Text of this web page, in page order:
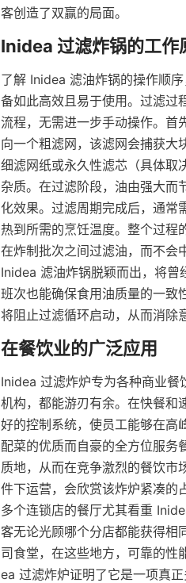
客创造了双赢的局面。
了解 Inidea 滤油炸锅的操作顺
备如此高效且易于使用。过滤过
流程，无需进一步手动操作。首
向一个粗滤网，该滤网会捕获大
细滤网纸或永久性滤芯（具体取
杂质。在过滤阶段，油由强大而
化效果。过滤周期完成后，通常
热到所需的烹饪温度。整个过程
在炸制批次之间过滤油，而不会
Inidea 滤油炸锅脱颖而出，将曾
班次也能确保食用油质量的一致
将阻止过滤循环启动，从而消除
Inidea 过滤炸炉专为各种商业餐
机构，都能游刃有余。在快餐和
好的控制系统，使员工能够在高
配菜的优质而自豪的全方位服务
质地，从而在竞争激烈的餐饮市
件下运营，会欣赏该炸炉紧凑的
多个连锁店的餐厅尤其看重
客无论光顾哪个分店都能获得相
司食堂，在这些地方，可靠的性
ea 过滤炸炉证明了它是一项真